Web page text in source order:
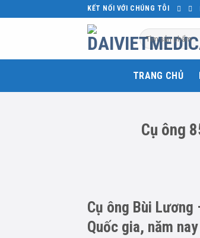
to
KẾT NỐI VỚI CHÚNG TÔI
Tìm
kiếm:
TRANG CHỦ
Cụ ông
Cụ ông Bùi
Quốc gia, năm